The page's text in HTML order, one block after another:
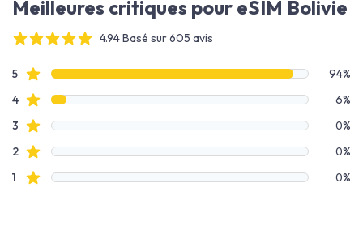
Meilleures critiques pour eSIM Bolivie
4.94 Basé sur 605 avis
Données des avis
5avis étoilés
94%
4avis étoilés
6%
3 avis étoilés
0%
2avis étoilés
0%
1 avis étoilés 0%